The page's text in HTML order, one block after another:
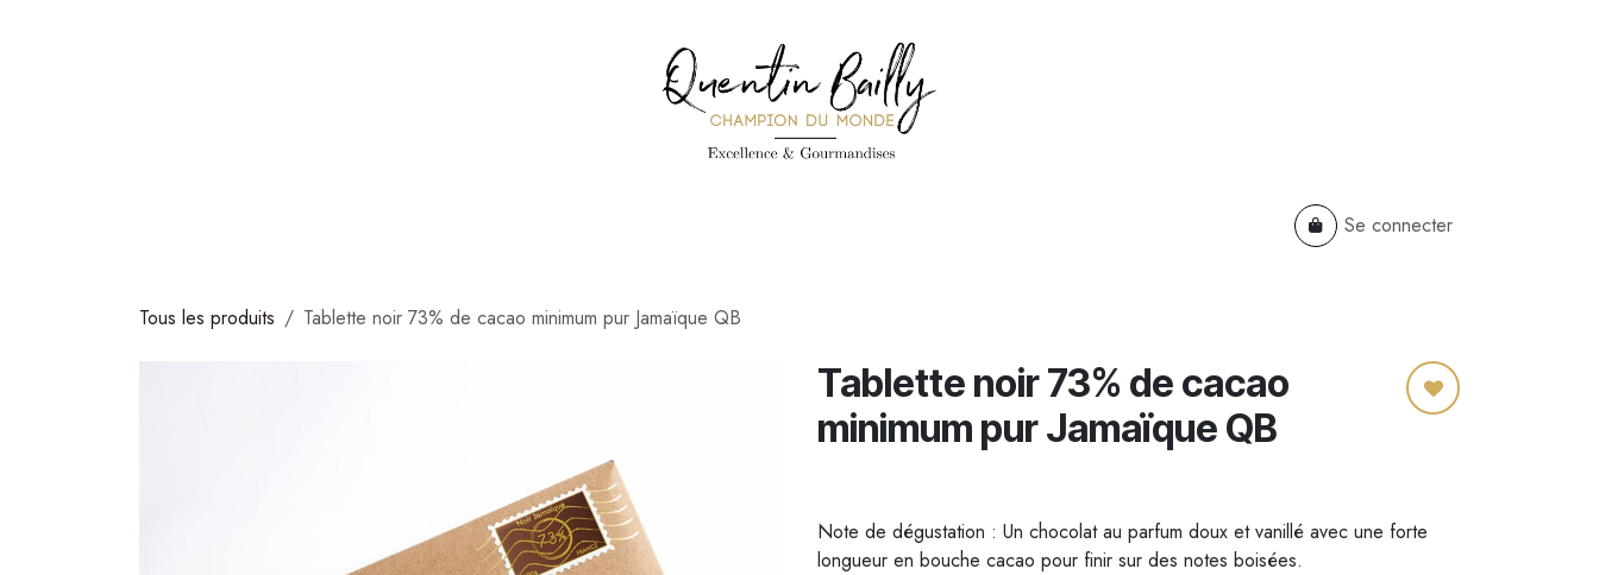
B2B Se connecter
Tous les produits Tablette noir 73% de cacao minimum pur Jamaïque QB
Tablette noir 73% de cacao
minimum pur Jamaïque QB
Note de dégustation : Un chocolat au parfum doux et vanillé avec une forte
longueur en bouche cacao pour finir sur des notes boisées.